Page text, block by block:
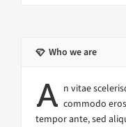
Who we are
A n vitae
commodo
tempor ante, sed